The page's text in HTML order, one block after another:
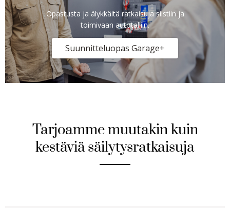
Opastusta ja älykkäitä ratkaisuja siistiin ja
toimivaan autotalliin.
Suunnitteluopas Garage+
Tarjoamme muutakin kuin
kestäviä säilytysratkaisuja